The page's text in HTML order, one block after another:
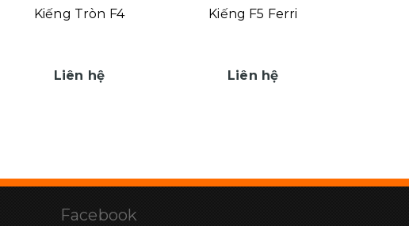
Kiếng Tròn F4
Liên hệ
Kiếng F5 Ferri
Liên hệ
Facebook